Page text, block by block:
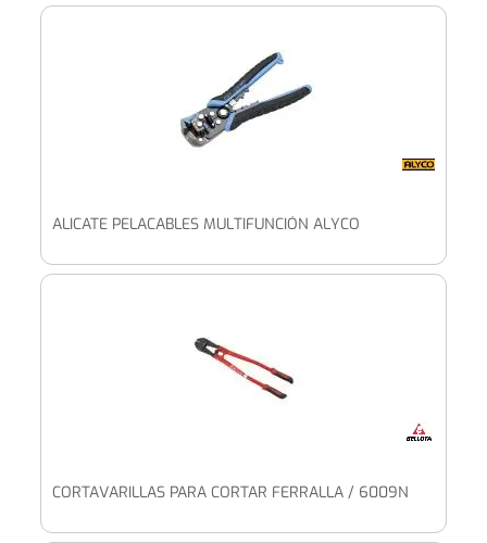
ALICATE PELACABLES MULTIFUNCIÓN ALYCO
CORTAVARILLAS PARA CORTAR FERRALLA / 6009N